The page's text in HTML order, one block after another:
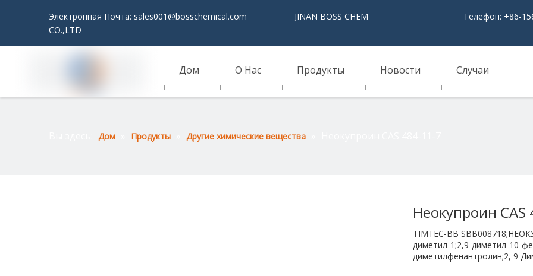
Электронная Почта: sales001@bosschemical.com JINAN BOSS CHEM
CO.,LTD
Телефон: +86-
Дом О Нас Продукты Новости Случаи
Дом Продукты Другие химические вещества
Неокупроин CAS
TIMTEC-BB
диметил-1;2,9-диметил-10-
диметилфенантролин;2, 9